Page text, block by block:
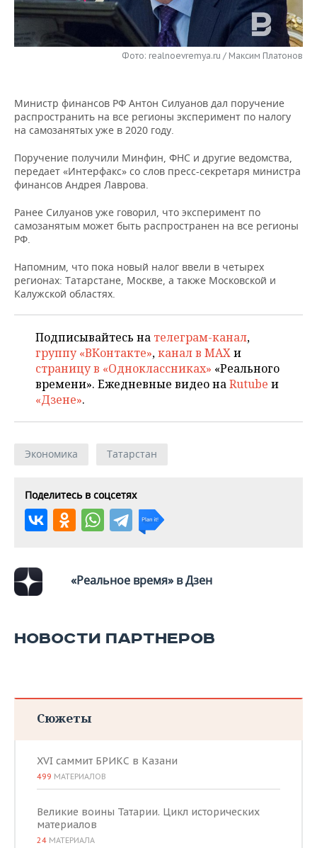
НЕФТЕХИМИЯ
НЕФТЬ
ЭНЕРГЕТИКА
РОЗНИЧНАЯ ТОРГОВЛЯ
НОВОСТИ ТЕХНОЛОГИЙ
ТЕЛЕКОММУНИКАЦИИ
МЕРОПРИЯТИЯ
НОВОСТИ МЕРОПРИЯТИЙ
БИЗНЕС-БРАНЧИ
ONLINE-КОНФЕРЕНЦИИ
ОТКРЫТАЯ ЛЕКЦИЯ
ФУТБОЛ
ХОККЕЙ
БАСКЕТБОЛ
ВОЛЕЙБОЛ
ФИГУРНОЕ КАТАНИЕ
ВОДНЫЕ ВИДЫ СПОРТА
ХОККЕЙ С МЯЧОМ
НОВОСТИ ОБЩЕСТВА
ВЛАСТЬ
ИНФРАСТРУКТУРА
ИСТОРИЯ
МЕДИЦИНА
ОБРАЗОВАНИЕ
ПРОИСШЕСТВИЯ
ФОТОГАЛЕРЕЯ
СЮЖЕТЫ
СПРАВОЧНИК
СПИСОК ПЕРСОН
ПОЛНАЯ ВЕРСИЯ
Фото: realnoevremya.ru / Максим Платонов
Министр финансов РФ Антон Силуанов дал поручение
распространить на все регионы эксперимент по налогу
на самозанятых уже в 2020 году.
Поручение получили Минфин, ФНС и другие ведомства,
передает «Интерфакс» со слов пресс-секретаря министра
финансов Андрея Лаврова.
Ранее Силуанов уже говорил, что эксперимент по
самозанятым может быть распространен на все регионы
РФ.
Напомним, что пока новый налог ввели в четырех
регионах: Татарстане, Москве, а также Московской и
Калужской областях.
Подписывайтесь на телеграм-канал,
группу «ВКонтакте»,канал в MAXи
страницу в «Одноклассниках» «Реального
времени». Ежедневные видео наRutube и
«Дзене».
Экономика Татарстан
Поделитесь в соцсетях
«Реальное время» в Дзен
НОВОСТИ ПАРТНЕРОВ
Сюжеты
XVI саммит БРИКС в Казани
499 МАТЕРИАЛОВ
Великие воины Татарии. Цикл исторических
материалов
24 МАТЕРИАЛА